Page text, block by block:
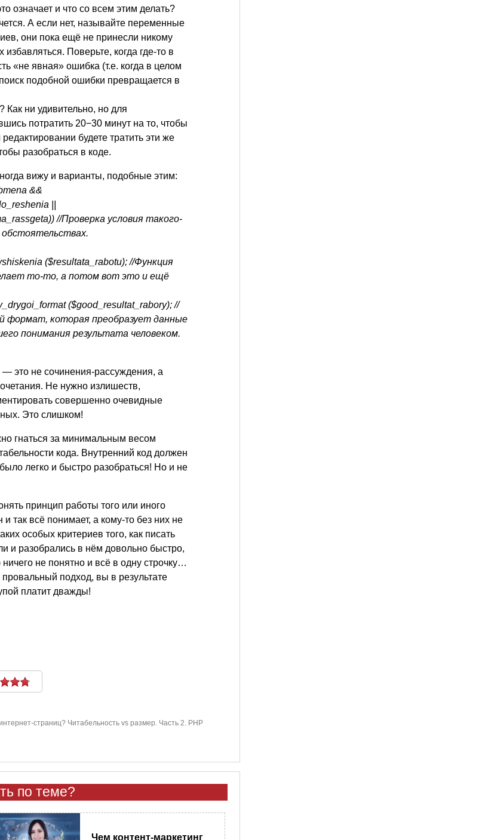
означает и что со всем этим делать?
А если нет, называйте переменные
они пока ещё не принесли никому
Поверьте, когда где-то в
«не явная» ошибка (т.е. когда в целом
подобной ошибки превращается в
Как ни удивительно, но для
потратить 20−30 минут на то, чтобы
будете тратить эти же
разобраться в коде.
вижу и варианты, подобные этим:
&&
||
//Проверка условия такого-
($resultata_rabotu); //Функция
то-то, а потом вот это и ещё
($good_resultat_rabory); //
формат, которая преобразует данные
понимания результата человеком.
это не сочинения-рассуждения, а
Не нужно излишеств,
совершенно очевидные
Это слишком!
гнаться за минимальным весом
кода. Внутренний код должен
легко и быстро разобраться! Но и не
принцип работы того или иного
всё понимает, а кому-то без них не
особых критериев того, как писать
и разобрались в нём довольно быстро,
не понятно и всё в одну строчку…
подход, вы в результате
платит дважды!
страниц? Читабельность vs размер. Часть 2. PHP
по теме?
Чем контент-маркетинг